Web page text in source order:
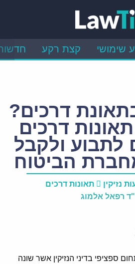
שימושי קצת רקע
דרכים?
תאונות דרכים
לתבוע ולקבל
הביטוח
נזיקין
תאונות דרכים
רפאל אלמוג
ספציפי בדיני הנזיקין אשר שונה